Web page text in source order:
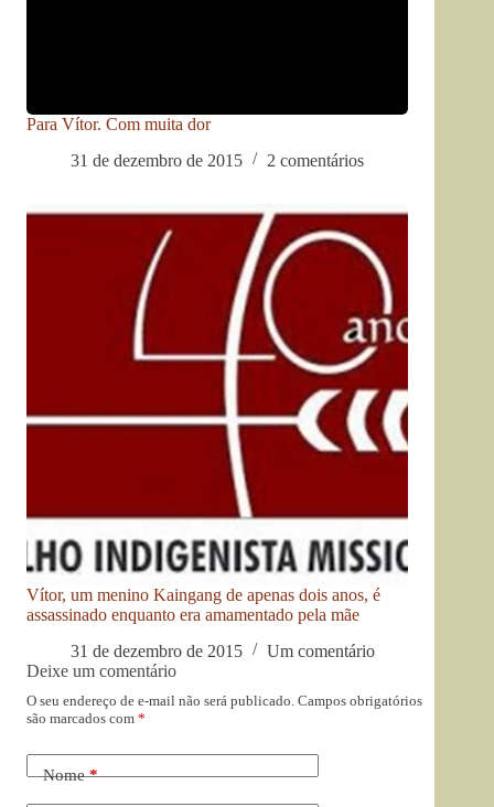
Para Vítor. Com muita dor
31 de dezembro de 2015
2 comentários
Vítor, um menino Kaingang de apenas dois anos, é
assassinado enquanto era amamentado pela mãe
31 de dezembro de 2015
Um comentário
Deixe um comentário
O seu endereço de e-mail não será publicado. Campos obrigatórios
são marcados com *
Nome*